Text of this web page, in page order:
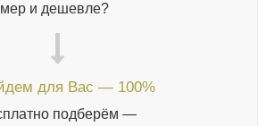
и дешевле?
для Вас — 100%
подберём —